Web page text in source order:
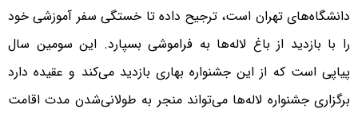
دانشگاه‌های تهران است، ترجیح داده تا خستگی سفر آموزشی خود
را با بازدید از باغ لاله‌ها به فراموشی بسپارد. این سومین سال
پیاپی است که از این جشنواره بهاری بازدید می‌کند و عقیده دارد
برگزاری جشنواره لاله‌ها می‌تواند منجر به طولانی‌شدن مدت اقامت